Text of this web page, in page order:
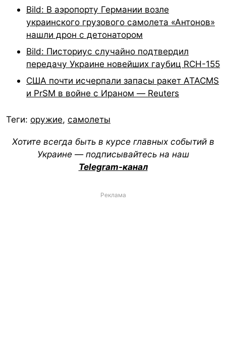
Bild: В аэропорту Германии возле
украинского грузового самолета «Антонов»
нашли дрон с детонатором
Bild: Писториус случайно подтвердил
передачу Украине новейших гаубиц RCH-155
США почти исчерпали запасы ракет ATACMS
и PrSM в войне с Ираном — Reuters
Теги: оружие, самолеты
Хотите всегда быть в курсе главных событий в
Украине — подписывайтесь на наш
Telegram-канал
Реклама